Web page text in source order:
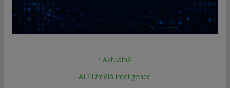
• Aktuálně
AI / Umělá inteligence